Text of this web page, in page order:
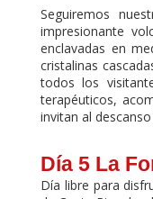
Seguiremos
impresionante
enclavadas en
cristalinas
todos los
terapéuticos,
invitan al
Día 5 La
Día libre para